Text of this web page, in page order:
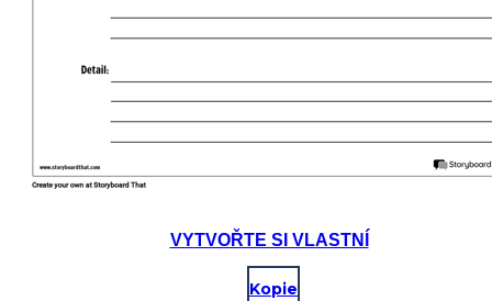
VYTVOŘTE SI VLASTNÍ
Kopie